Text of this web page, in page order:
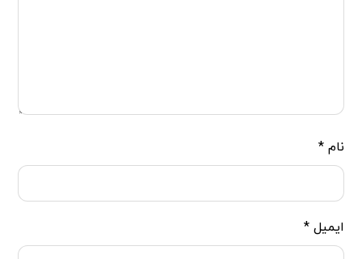
نام*
ایمیل*